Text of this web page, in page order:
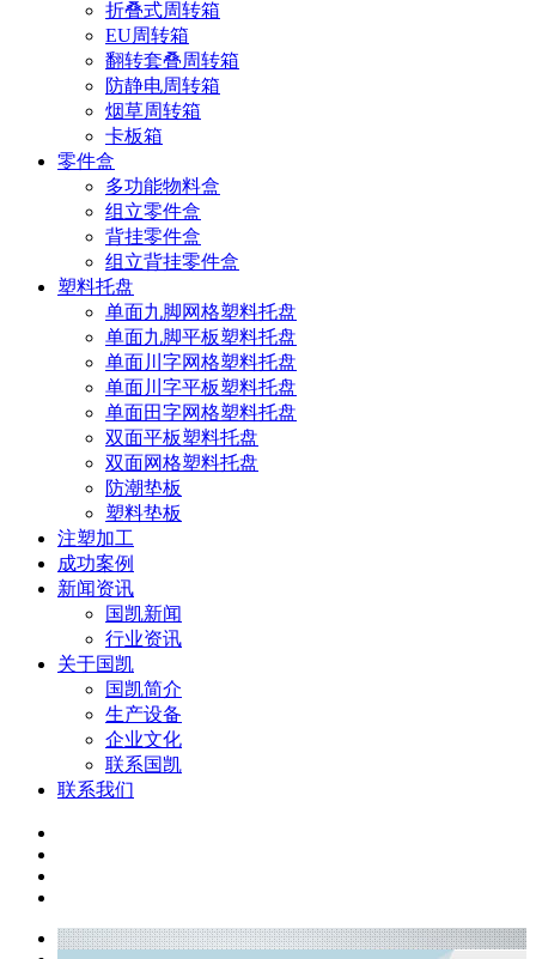
折叠式周转箱
EU周转箱
翻转套叠周转箱
防静电周转箱
烟草周转箱
卡板箱
零件盒
多功能物料盒
组立零件盒
背挂零件盒
组立背挂零件盒
塑料托盘
单面九脚网格塑料托盘
单面九脚平板塑料托盘
单面川字网格塑料托盘
单面川字平板塑料托盘
单面田字网格塑料托盘
双面平板塑料托盘
双面网格塑料托盘
防潮垫板
塑料垫板
注塑加工
成功案例
新闻资讯
国凯新闻
行业资讯
关于国凯
国凯简介
生产设备
企业文化
联系国凯
联系我们